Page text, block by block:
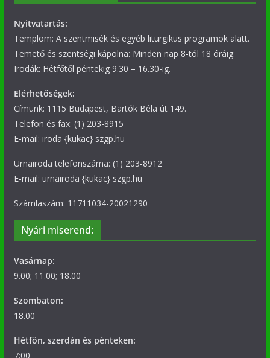
Nyitvatartás:
Templom: A szentmisék és egyéb liturgikus programok alatt.
Temető és szentségi kápolna: Minden nap 8-tól 18 óráig.
Irodák: Hétfőtől péntekig 9.30 – 16.30-ig.
Elérhetőségek:
Címünk: 1115 Budapest, Bartók Béla út 149.
Telefon és fax: (1) 203-8915
E-mail: iroda {kukac} szgp.hu
Urnairoda telefonszáma: (1) 203-8912
E-mail: urnairoda {kukac} szgp.hu
Számlaszám: 11711034-20021290
Nyári miserend:
Vasárnap:
9.00; 11.00; 18.00
Szombaton:
18.00
Hétfőn, szerdán és pénteken:
7:00